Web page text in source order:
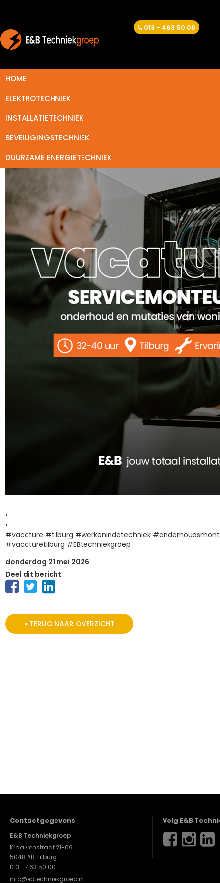
013 - 463 50 00
HOME
ELEKTROTECHNIEK
INSTALLATIETECHNIEK
BEVEILIGINGSTECHNIEK
DUURZAME ENERGIETECHNIEK
•
•
#vacature #tilburg #werkenindetechniek
#vacaturetilburg #EBtechniekgroep
donderdag 21 mei 2026
Deel dit bericht
« TERUG NAAR OVERZICHT
Contactgegevens
E&B Techniekgroep
Kraaivenstraat 21-09
5048 AB Tilburg
013 - 463 50 00
info@ebtechniekgroep.nl
Volg E&B